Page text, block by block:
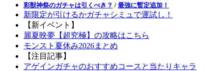
彩獣神祭のガチャは引くべき？ / 最強に暫定追加！
新限定が引けるかガチャシミュで運試し！
【新イベント】
麗夏映夢【超究極】の攻略はこちら
モンスト夏休み2026まとめ
【注目記事】
アゲインガチャのおすすめコースと当たりキャラ